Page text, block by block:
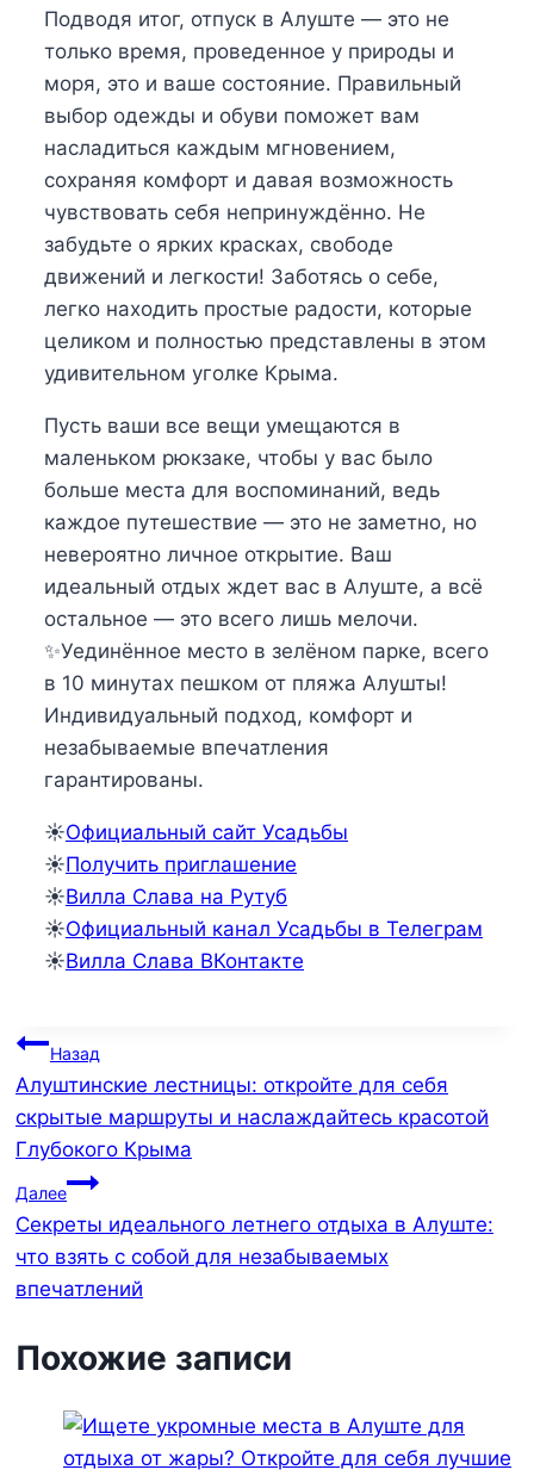
Подводя итог, отпуск в Алуште — это не
только время, проведенное у природы и
моря, это и ваше состояние. Правильный
выбор одежды и обуви поможет вам
насладиться каждым мгновением,
сохраняя комфорт и давая возможность
чувствовать себя непринуждённо. Не
забудьте о ярких красках, свободе
движений и легкости! Заботясь о себе,
легко находить простые радости, которые
целиком и полностью представлены в этом
удивительном уголке Крыма.
Пусть ваши все вещи умещаются в
маленьком рюкзаке, чтобы у вас было
больше места для воспоминаний, ведь
каждое путешествие — это не заметно, но
невероятно личное открытие. Ваш
идеальный отдых ждет вас в Алуште, а всё
остальное — это всего лишь мелочи.
✨Уединённое место в зелёном парке, всего
в 10 минутах пешком от пляжа Алушты!
Индивидуальный подход, комфорт и
незабываемые впечатления
гарантированы.
☀️Официальный сайт Усадьбы
☀️Получить приглашение
☀️Вилла Слава на Рутуб
☀️Официальный канал Усадьбы в Телеграм
☀️Вилла Слава ВКонтакте
Навигация
по
записям
Назад
Алуштинские лестницы: откройте для себя
скрытые маршруты и наслаждайтесь красотой
Глубокого Крыма
Далее
Секреты идеального летнего отдыха в Алуште:
что взять с собой для незабываемых
впечатлений
Похожие записи